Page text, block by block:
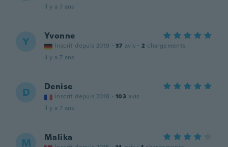
il y a 7 ans
Y Yvonne
Inscrit depuis 2019 · 37 avis · 2 chargements
il y a 7 ans
D Denise
Inscrit depuis 2018 · 103 avis
il y a 7 ans
M Malika